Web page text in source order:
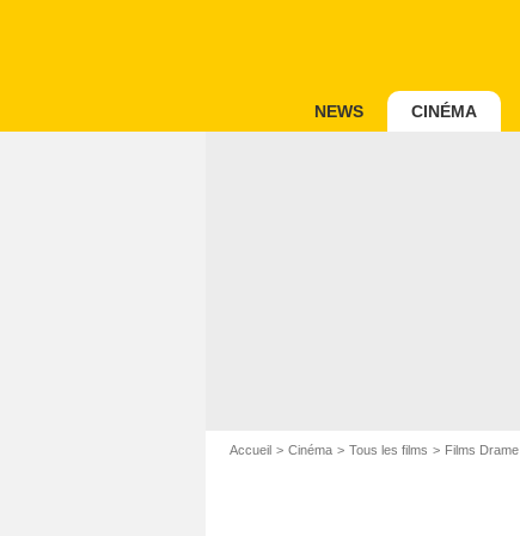
NEWS CINÉMA
Accueil Cinéma Tous les films Films Drame